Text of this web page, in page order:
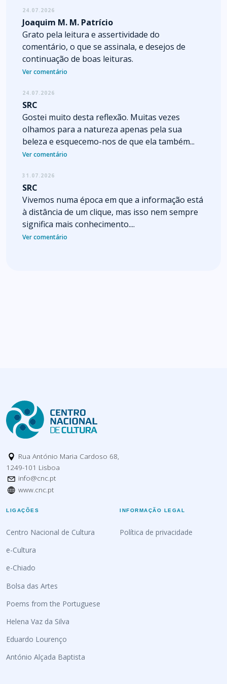
24.07.2026
Joaquim M. M. Patrício
Grato pela leitura e assertividade do
comentário, o que se assinala, e desejos de
continuação de boas leituras.
Ver comentário
24.07.2026
SRC
Gostei muito desta reflexão. Muitas vezes
olhamos para a natureza apenas pela sua
beleza e esquecemo-nos de que ela também...
Ver comentário
31.07.2026
SRC
Vivemos numa época em que a informação está
à distância de um clique, mas isso nem sempre
significa mais conhecimento....
Ver comentário
Rua António Maria Cardoso 68,
1249-101 Lisboa
info@cnc.pt
www.cnc.pt
LIGAÇÕES
Centro Nacional de Cultura
e-Cultura
e-Chiado
Bolsa das Artes
Poems from the Portuguese
Helena Vaz da Silva
Eduardo Lourenço
António Alçada Baptista
INFORMAÇÃO LEGAL
Política de privacidade